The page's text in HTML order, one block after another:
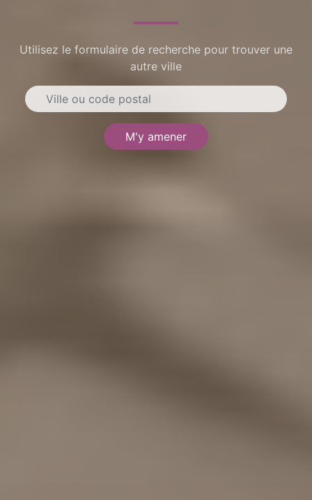
Utilisez le formulaire de recherche pour trouver une
autre ville
M'y amener